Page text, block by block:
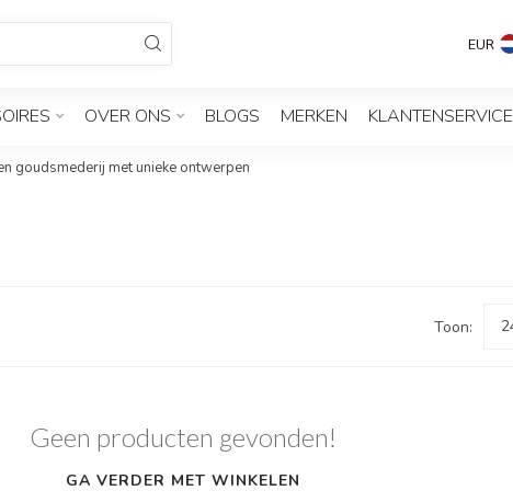
EUR
OVER ONS BLOGS MERKEN KLANTENSERVICE
goudsmederij met unieke ontwerpen
Toon:
Geen producten gevonden!
GA VERDER MET WINKELEN